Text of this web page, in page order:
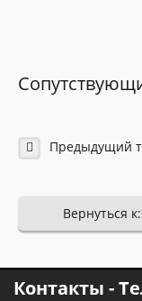
Предыдущий
Вернуться
Контакты -